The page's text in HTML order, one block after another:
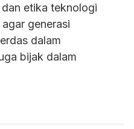
etika teknologi
generasi
dalam
bijak dalam